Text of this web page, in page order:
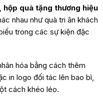
hộp quà tặng thương hiệu
nhau như quà tri ân khách
trong các sự kiện đặc
hóa bằng cách thêm
in logo đối tác lên bao bì,
cách khéo léo.